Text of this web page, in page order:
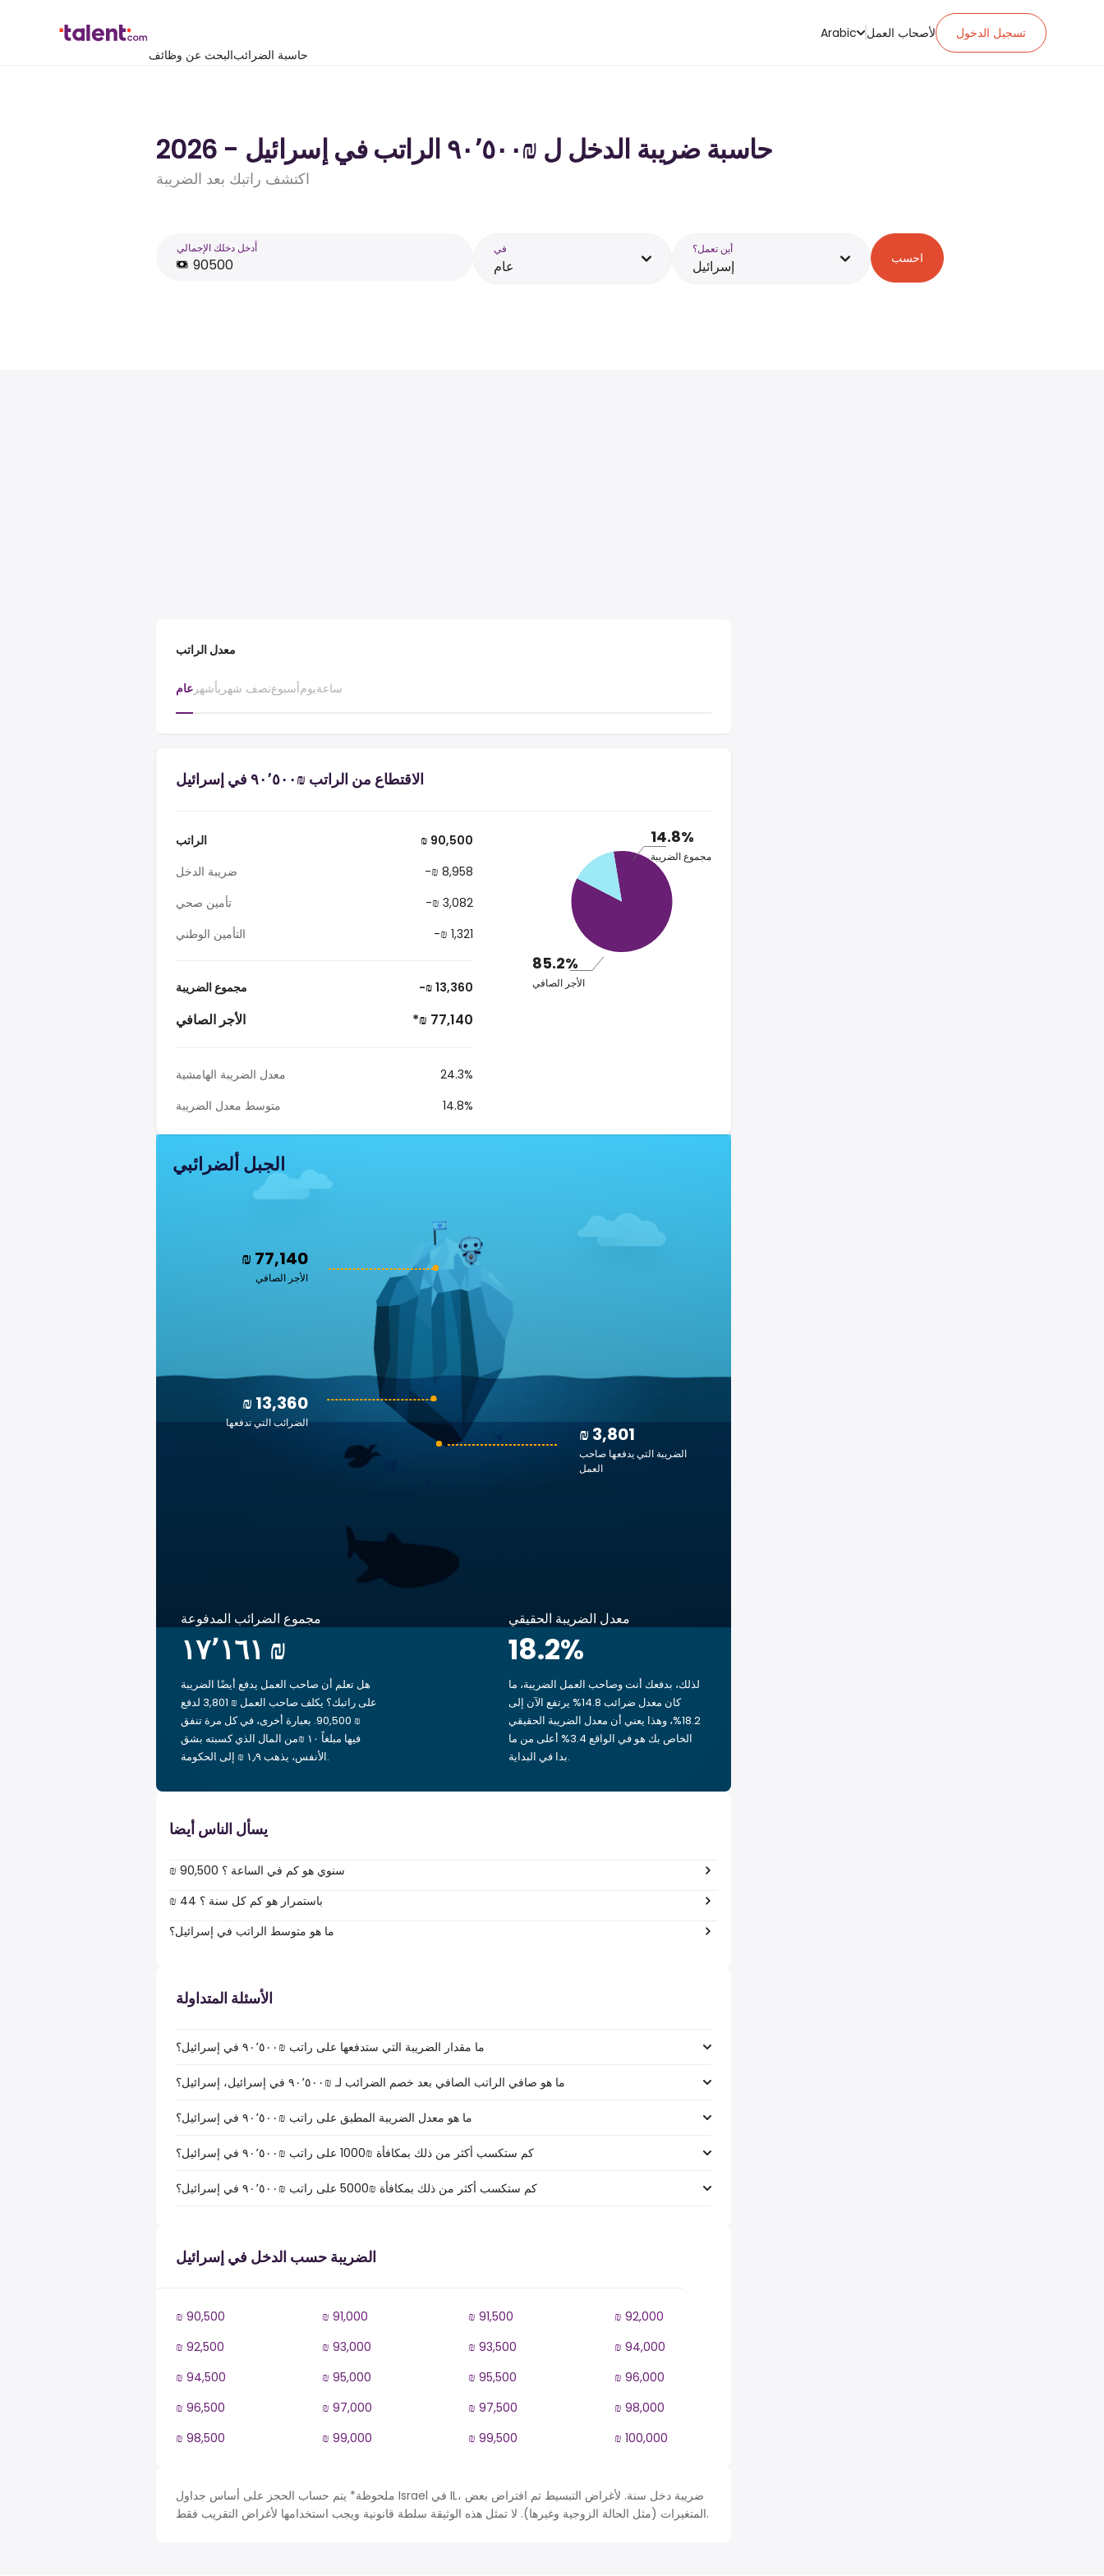
البحث عن وظائفحاسبة الضرائب
Arabic لأصحاب العمل تسجيل الدخول
حاسبة ضريبة الدخل ل ₪‏٩٠٬٥٠٠ الراتب في إسرائيل - 2026
اكتشف راتبك بعد الضريبة
أَدخل دخلك الإجمالي في
عام
أين تعمل؟
إسرائيل احسب
معدل الراتب
عام شهرنصف شهرياًأسبوعيومساعة
الاقتطاع من الراتب ₪‏٩٠٬٥٠٠ في إسرائيل
الراتب
₪ 90,500
ضريبة الدخل
-₪ 8,958
تأمين صحي
-₪ 3,082
التأمين الوطني
-₪ 1,321
مجموع الضريبة -₪ 13,360
الأجر الصافي *₪ 77,140
معدل الضريبة الهامشية
24.3%
متوسط معدل الضريبة
14.8%
14.8%
مجموع الضريبة
85.2%
الأجر الصافي
الجبل ألضرائبي
₪ 77,140
الأجر الصافي
₪ 3,801
الضريبة التي يدفعها صاحب
العمل
₪ 13,360
الضرائب التي تدفعها
مجموع الضرائب المدفوعة
‏١٧٬١٦١ ₪
هل تعلم أن صاحب العمل يدفع أيضًا الضريبة
على راتبك؟ يكلف صاحب العمل ₪ 3,801 لدفع
₪ 90,500. بعبارة أخرى، في كل مرة تنفق
فيها مبلغاً ‏١٠ ₪من المال الذي كسبته بشق
الأنفس، يذهب ‏١٫٩ ₪ إلى الحكومة.
معدل الضريبة الحقيقي
18.2%
لذلك، بدفعك أنت وصاحب العمل الضريبة، ما
كان معدل ضرائب 14.8% يرتفع الآن إلى
18.2%، وهذا يعني أن معدل الضريبة الحقيقي
الخاص بك هو في الواقع 3.4% أعلى من ما
بدا في البداية.
يسأل الناس أيضا
₪ 90,500 سنوي هو كم في الساعة ؟
₪ 44 باستمرار هو كم كل سنة ؟
ما هو متوسط الراتب في إسرائيل؟
الأسئلة المتداولة
ما مقدار الضريبة التي ستدفعها على راتب ₪‏٩٠٬٥٠٠ في إسرائيل؟
ما هو صافي الراتب الصافي بعد خصم الضرائب لـ ₪‏٩٠٬٥٠٠ في إسرائيل، إسرائيل؟
ما هو معدل الضريبة المطبق على راتب ₪‏٩٠٬٥٠٠ في إسرائيل؟
كم ستكسب أكثر من ذلك بمكافأة ₪1000 على راتب ₪‏٩٠٬٥٠٠ في إسرائيل؟
كم ستكسب أكثر من ذلك بمكافأة ₪5000 على راتب ₪‏٩٠٬٥٠٠ في إسرائيل؟
الضريبة حسب الدخل في إسرائيل
₪ 90,500 ₪ 91,000 ₪ 91,500
₪ 92,000
₪ 92,500
₪ 93,000 ₪ 93,500
₪ 94,000
₪ 94,500
₪ 95,000 ₪ 95,500
₪ 96,000
₪ 96,500
₪ 97,000 ₪ 97,500
₪ 98,000
₪ 98,500
₪ 99,000 ₪ 99,500 ₪ 100,000
ملحوظة* يتم حساب الحجز على أساس جداول Israel في IL، ضريبة دخل سنة. لأغراض التبسيط تم افتراض بعض
المتغيرات (مثل الحالة الزوجية وغيرها). لا تمثل هذه الوثيقة سلطة قانونية ويجب استخدامها لأغراض التقريب فقط.